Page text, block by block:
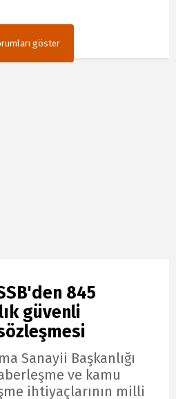
göster
845
güvenli
Sanayii Başkanlığı
ve kamu
ihtiyaçlarının milli